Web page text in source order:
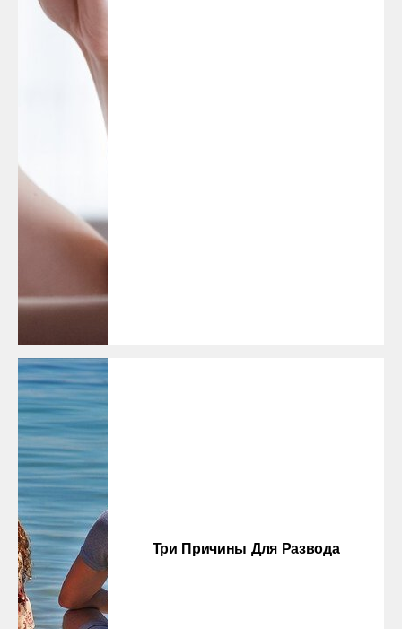
Три Причины Для Развода